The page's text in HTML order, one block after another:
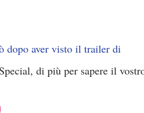
dopo aver visto il trailer di
di più per sapere il